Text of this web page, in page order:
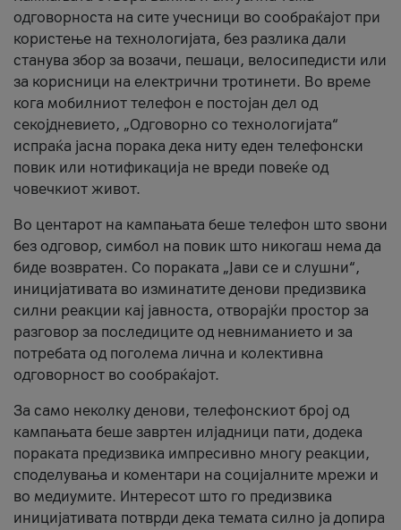
одговорноста на сите учесници во сообраќајот при
користење на технологијата, без разлика дали
станува збор за возачи, пешаци, велосипедисти или
за корисници на електрични тротинети. Во време
кога мобилниот телефон е постојан дел од
секојдневието, „Одговорно со технологијата“
испраќа јасна порака дека ниту еден телефонски
повик или нотификација не вреди повеќе од
човечкиот живот.
Во центарот на кампањата беше телефон што ѕвони
без одговор, симбол на повик што никогаш нема да
биде возвратен. Со пораката „Јави се и слушни“,
иницијативата во изминатите денови предизвика
силни реакции кај јавноста, отворајќи простор за
разговор за последиците од невниманието и за
потребата од поголема лична и колективна
одговорност во сообраќајот.
За само неколку денови, телефонскиот број од
кампањата беше завртен илјадници пати, додека
пораката предизвика импресивно многу реакции,
споделувања и коментари на социјалните мрежи и
во медиумите. Интересот што го предизвика
иницијативата потврди дека темата силно ја допира